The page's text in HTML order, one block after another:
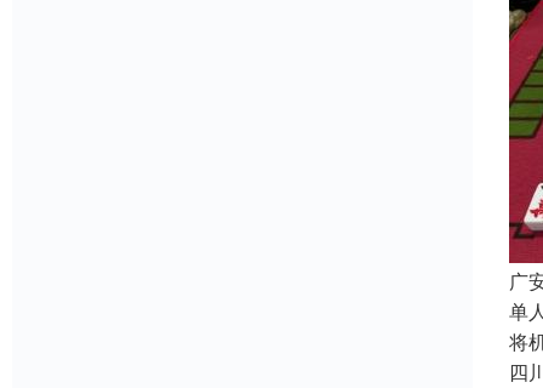
广
单
将
四